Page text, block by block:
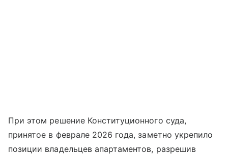
При этом решение Конституционного суда,
принятое в феврале 2026 года, заметно укрепило
позиции владельцев апартаментов, разрешив